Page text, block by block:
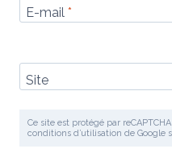
E-mail *
Site
Ce site est protégé par
conditions d’utilisation de Google